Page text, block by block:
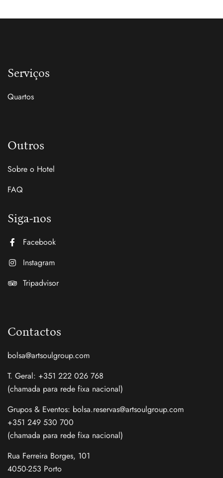
Serviços
Quartos
Outros
Sobre o Hotel
FAQ
Siga-nos
Facebook
Instagram
Tripadvisor
Contactos
bolsa@artsoulgroup.com
T. Geral: +351 222 026 768
(chamada para rede fixa nacional)
Grupos & Eventos: bolsa.reservas@artsoulgroup.com
+351 249 530 700
(chamada para rede fixa nacional)
Rua Ferreira Borges, 101
4050-253 Porto